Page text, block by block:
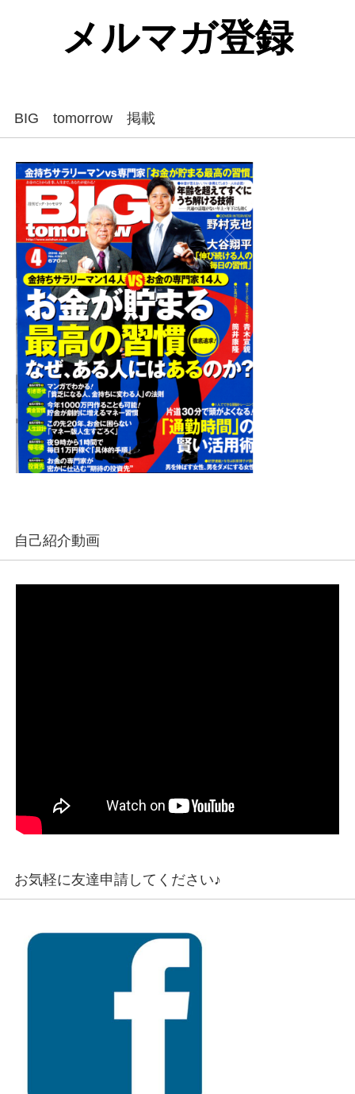
メルマガ登録
BIG tomorrow 掲載
自己紹介動画
お気軽に友達申請してください♪